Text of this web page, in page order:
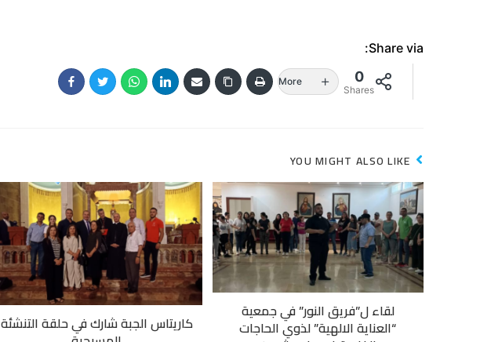
Share via:
0
Shares
More
YOU MIGHT ALSO LIKE
كاريتاس الجبة شارك في حلقة التنشئة
لقاء ل”فريق النور” في جمعية
“العناية الالهية” لذوي الحاجات